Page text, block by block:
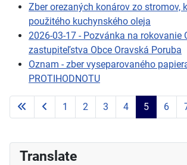
Translate
Zber orezaných konárov zo stromov,
použitého kuchynského oleja
2026-03-17 - Pozvánka na rokovanie
zastupiteľstva Obce Oravská Poruba
Oznam - zber vyseparovaného
PROTIHODNOTU
1 2 3 4 5 6